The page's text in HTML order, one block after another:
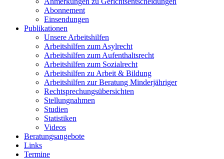
Abonnement
Einsendungen
Publikationen
Unsere Arbeitshilfen
Arbeitshilfen zum Asylrecht
Arbeitshilfen zum Aufenthaltsrecht
Arbeitshilfen zum Sozialrecht
Arbeitshilfen zu Arbeit & Bildung
Arbeitshilfen zur Beratung Minderjähriger
Rechtsprechungsübersichten
Stellungnahmen
Studien
Statistiken
Videos
Beratungsangebote
Links
Termine